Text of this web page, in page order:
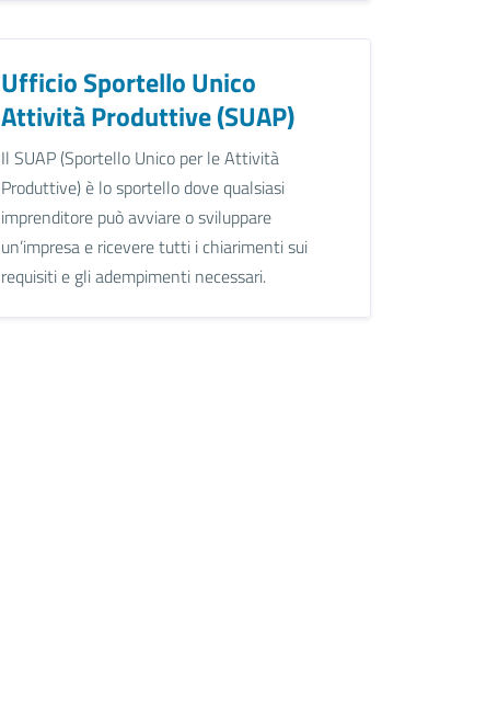
Ufficio Sportello Unico
Attività Produttive (SUAP)
Il SUAP (Sportello Unico per le Attività
Produttive) è lo sportello dove qualsiasi
imprenditore può avviare o sviluppare
un’impresa e ricevere tutti i chiarimenti sui
requisiti e gli adempimenti necessari.